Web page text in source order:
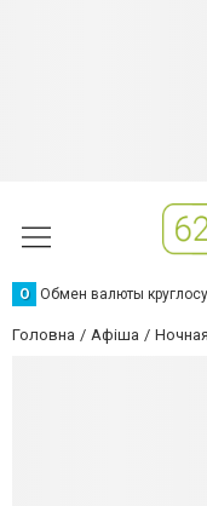
О Обмен валюты
Головна Афіша